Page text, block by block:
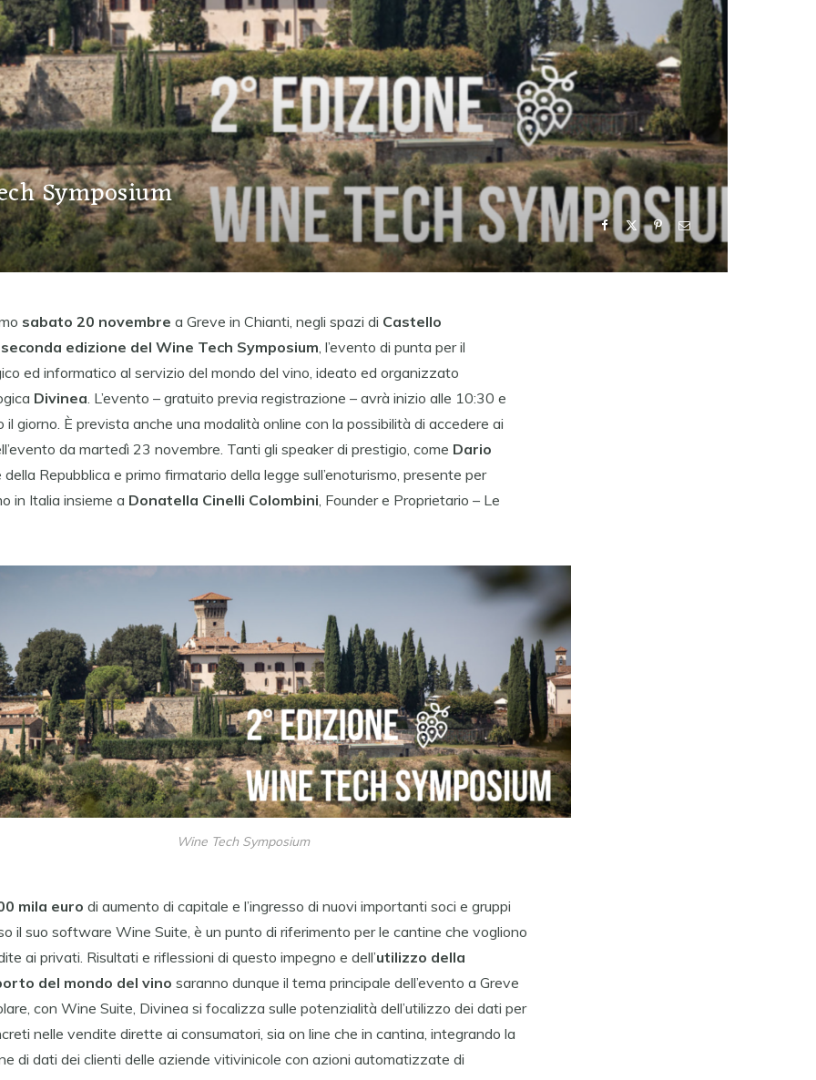
Symposium
sabato 20 novembre a Greve in Chianti, negli spazi di Castello
seconda edizione del Wine Tech Symposium, l’evento di punta per il
ed informatico al servizio del mondo del vino, ideato ed organizzato
Divinea. L’evento – gratuito previa registrazione – avrà inizio alle 10:30 e
giorno. È prevista anche una modalità online con la possibilità di accedere ai
da martedì 23 novembre. Tanti gli speaker di prestigio, come Dario
della Repubblica e primo firmatario della legge sull’enoturismo, presente per
in Italia insieme a Donatella Cinelli Colombini, Founder e Proprietario – Le
Wine Tech Symposium
mila euro di aumento di capitale e l’ingresso di nuovi importanti soci e gruppi
il suo software Wine Suite, è un punto di riferimento per le cantine che vogliono
ai privati. Risultati e riflessioni di questo impegno e dell’utilizzo della
del mondo del vino saranno dunque il tema principale dell’evento a Greve
con Wine Suite, Divinea si focalizza sulle potenzialità dell’utilizzo dei dati per
nelle vendite dirette ai consumatori, sia on line che in cantina, integrando la
di dati dei clienti delle aziende vitivinicole con azioni automatizzate di